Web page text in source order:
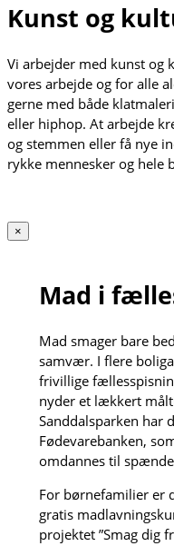
Kunst og
Vi arbejder med kunst og
vores arbejde og for alle
gerne med både
eller hiphop. At arbejde
og stemmen eller få nye
rykke mennesker og hele
×
Mad i
Mad smager bare
samvær. I flere
frivillige
nyder et lækkert
Sanddalsparken har
Fødevarebanken,
omdannes til
For børnefamilier er
gratis
projektet ”Smag dig